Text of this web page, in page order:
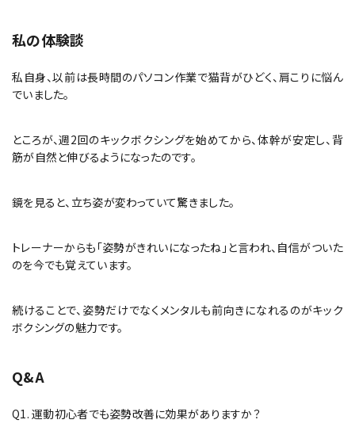
私の体験談
私自身、以前は長時間のパソコン作業で猫背がひどく、肩こりに悩ん
でいました。
ところが、週2回のキックボクシングを始めてから、体幹が安定し、背
筋が自然と伸びるようになったのです。
鏡を見ると、立ち姿が変わっていて驚きました。
トレーナーからも「姿勢がきれいになったね」と言われ、自信がついた
のを今でも覚えています。
続けることで、姿勢だけでなくメンタルも前向きになれるのがキック
ボクシングの魅力です。
Q&A
Q1. 運動初心者でも姿勢改善に効果がありますか？